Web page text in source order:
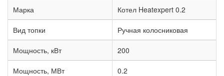
Марка Котел Heatexpert 0.2
Вид топки Ручная колосниковая
Мощность, кВт 200
Мощность, МВт 0.2